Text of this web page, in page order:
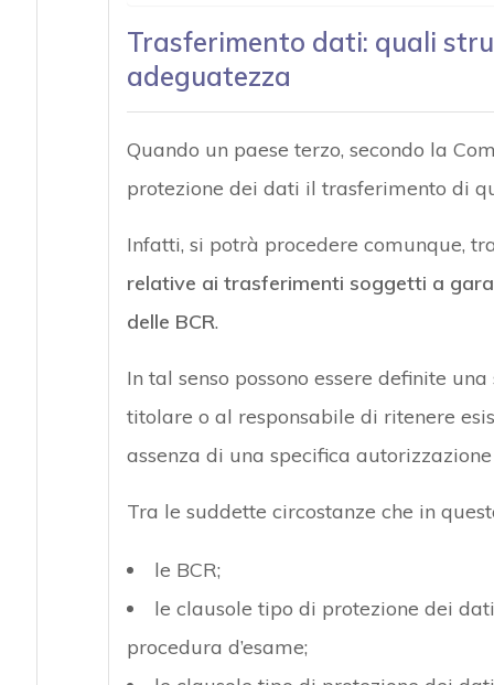
Trasferimento dati: quali
adeguatezza
Quando un paese terzo, secondo la
protezione dei dati il trasferimento di
Infatti, si potrà procedere comunque,
relative ai trasferimenti soggetti a
delle BCR.
In tal senso possono essere definite
titolare o al responsabile di ritenere
assenza di una specifica
Tra le suddette circostanze che in
le BCR;
le clausole tipo di protezione dei
procedura d’esame;